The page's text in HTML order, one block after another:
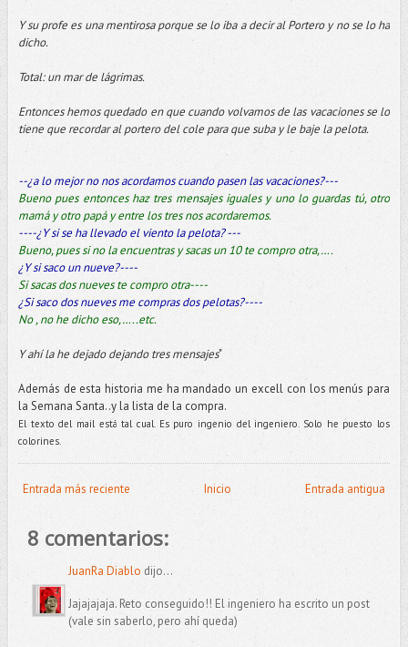
Y su profe es una mentirosa porque se lo iba a decir al Portero y no se lo ha
dicho.
Total: un mar de lágrimas.
Entonces hemos quedado en que cuando volvamos de las vacaciones se lo
tiene que recordar al portero del cole para que suba y le baje la pelota.
--¿a lo mejor no nos acordamos cuando pasen las vacaciones?---
Bueno pues entonces haz tres mensajes iguales y uno lo guardas tú, otro
mamá y otro papá y entre los tres nos acordaremos.
----¿Y si se ha llevado el viento la pelota? ---
Bueno, pues si no la encuentras y sacas un 10 te compro otra,….
¿Y si saco un nueve?----
Si sacas dos nueves te compro otra----
¿Si saco dos nueves me compras dos pelotas?----
No , no he dicho eso,…..etc.
Y ahí la he dejado dejando tres mensajes"
Además de esta historia me ha mandado un excell con los menús para
la Semana Santa..y la lista de la compra.
El texto del mail está tal cual. Es puro ingenio del ingeniero. Solo he puesto los
colorines.
Entrada más reciente Entrada antigua
Inicio
8 comentarios:
JuanRa Diablo dijo...
Jajajajaja. Reto conseguido!! El ingeniero ha escrito un post
(vale sin saberlo, pero ahí queda)